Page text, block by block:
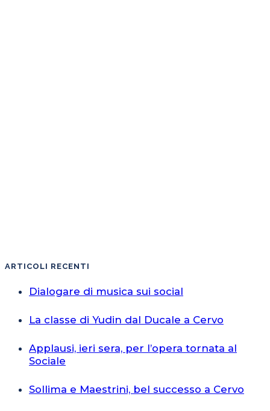
ARTICOLI RECENTI
Dialogare di musica sui social
La classe di Yudin dal Ducale a Cervo
Applausi, ieri sera, per l’opera tornata al
Sociale
Sollima e Maestrini, bel successo a Cervo